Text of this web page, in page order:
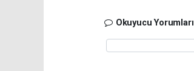
Okuyucu Yorumları